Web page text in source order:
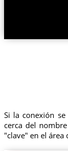
Si la conexión
cerca del
"clave" en el área